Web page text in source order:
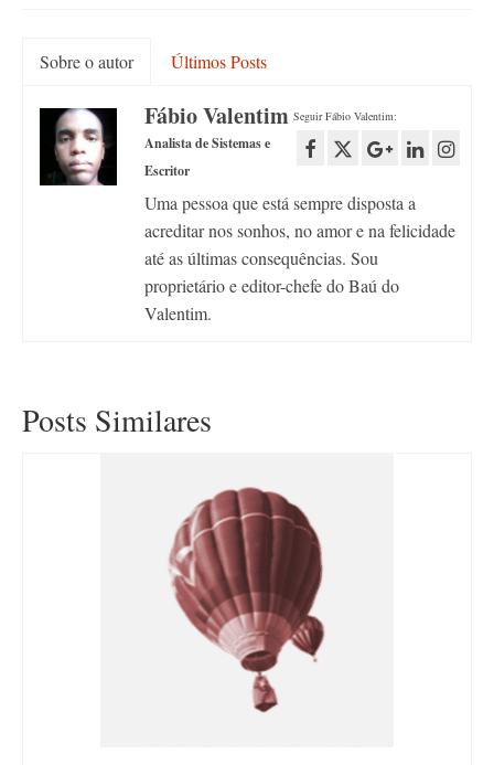
Sobre o autor Últimos Posts
Seguir Fábio Valentim:
Fábio Valentim
Analista de Sistemas e
Escritor
Uma pessoa que está sempre disposta a
acreditar nos sonhos, no amor e na felicidade
até as últimas consequências. Sou
proprietário e editor-chefe do Baú do
Valentim.
Posts Similares